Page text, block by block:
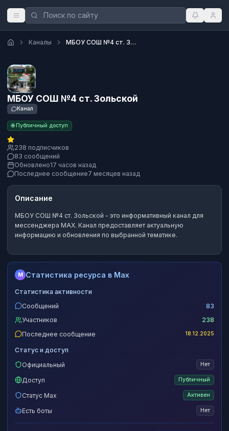
Каналы МБОУ СОШ №4 ст. Зольской
МБОУ СОШ №4 ст. Зольской
Канал
🌐 Публичный доступ
238 подписчиков
83 сообщений
Обновлено17 часов назад
Последнее сообщение7 месяцев назад
Описание
МБОУ СОШ №4 ст. Зольской - это информативный канал для
мессенджера MAX. Канал предоставляет актуальную
информацию и обновления по выбранной тематике.
M Статистика ресурса в Max
Статистика активности
Сообщений
83
Участников
238
Последнее сообщение
18.12.2025
Статус и доступ
Официальный
Нет
Доступ Публичный
Статус Max Активен
Есть боты Нет